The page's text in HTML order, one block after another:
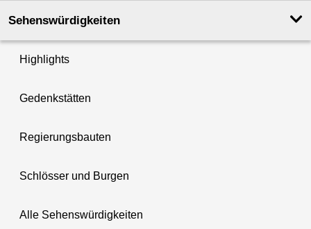
Sehenswürdigkeiten
Highlights
Gedenkstätten
Regierungsbauten
Schlösser und Burgen
Alle Sehenswürdigkeiten